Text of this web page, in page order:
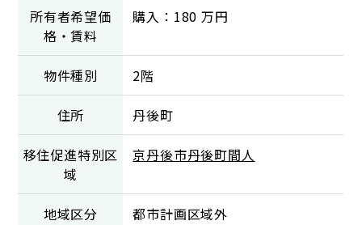
所有者希望価
格・賃料
購入：180 万円
物件種別 2階
住所 丹後町
移住促進特別区
域
京丹後市丹後町間人
地域区分 都市計画区域外